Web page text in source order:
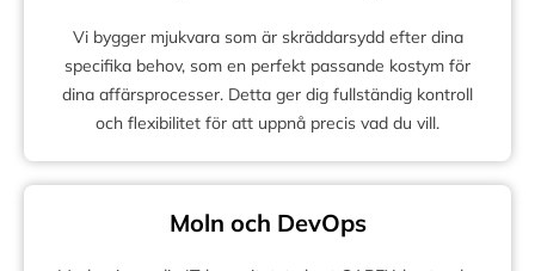
Vi bygger mjukvara som är skräddarsydd efter dina
specifika behov, som en perfekt passande kostym för
dina affärsprocesser. Detta ger dig fullständig kontroll
och flexibilitet för att uppnå precis vad du vill.
Moln och DevOps